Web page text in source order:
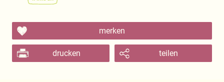
merken
drucken teilen